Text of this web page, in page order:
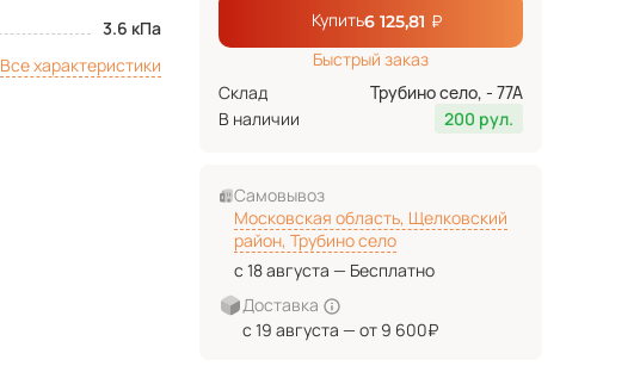
3.6 кПа
Все характеристики
Купить6 125,81 ₽
Быстрый заказ
Склад
Трубино село, - 77А
В наличии
200 рул.
Самовывоз
Московская область, Щелковский
район, Трубино село
с 18 августа — Бесплатно
Доставка
с 19 августа — от 9 600₽